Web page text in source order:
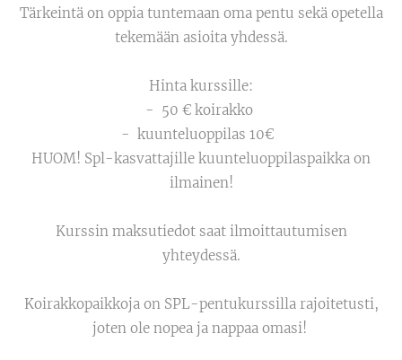
Tärkeintä on oppia tuntemaan oma pentu sekä opetella
tekemään asioita yhdessä.
Hinta kurssille:
- 50 € koirakko
- kuunteluoppilas 10€
HUOM! Spl-kasvattajille kuunteluoppilaspaikka on
ilmainen!
Kurssin maksutiedot saat ilmoittautumisen
yhteydessä.
Koirakkopaikkoja on SPL-pentukurssilla rajoitetusti,
joten ole nopea ja nappaa omasi!